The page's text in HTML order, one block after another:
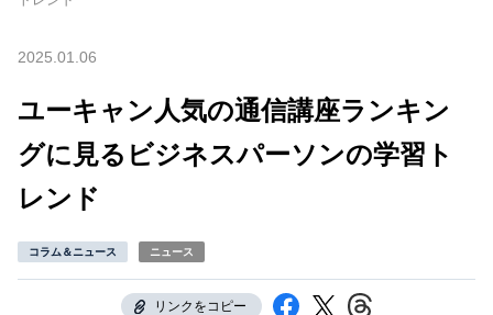
2025.01.06
ユーキャン人気の通信講座ランキン
グに見るビジネスパーソンの学習ト
レンド
コラム＆ニュース ニュース
リンクをコピー